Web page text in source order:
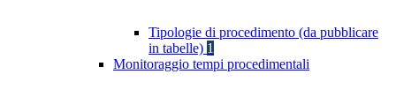
Tipologie di procedimento (da pubblicare
in tabelle) 1
Monitoraggio tempi procedimentali